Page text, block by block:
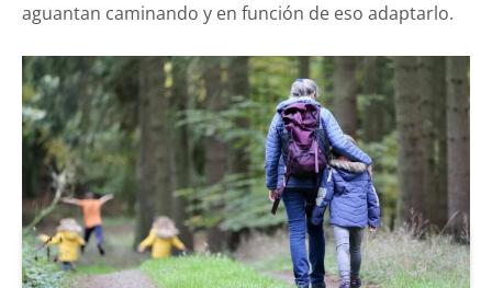
aguantan caminando y en función de eso adaptarlo.